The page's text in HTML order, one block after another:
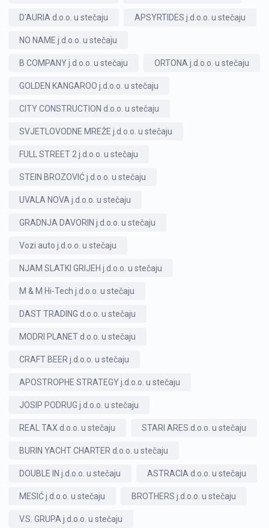
D'AURIA d.o.o. u stečaju APSYRTIDES j.d.o.o. u stečaju
NO NAME j.d.o.o. u stečaju
B COMPANY j.d.o.o. u stečaju ORTONA j.d.o.o. u stečaju
GOLDEN KANGAROO j.d.o.o. u stečaju
CITY CONSTRUCTION d.o.o. u stečaju
SVJETLOVODNE MREŽE j.d.o.o. u stečaju
FULL STREET 2 j.d.o.o. u stečaju
STEIN BROZOVIĆ j.d.o.o. u stečaju
UVALA NOVA j.d.o.o. u stečaju
GRADNJA DAVORIN j.d.o.o. u stečaju
Vozi auto j.d.o.o. u stečaju
NJAM SLATKI GRIJEH j.d.o.o. u stečaju
M & M Hi-Tech j.d.o.o. u stečaju
DAST TRADING d.o.o. u stečaju
MODRI PLANET d.o.o. u stečaju
CRAFT BEER j.d.o.o. u stečaju
APOSTROPHE STRATEGY j.d.o.o. u stečaju
JOSIP PODRUG j.d.o.o. u stečaju
REAL TAX d.o.o. u stečaju STARI ARES.d.o.o. u stečaju
BURIN YACHT CHARTER d.o.o. u stečaju
DOUBLE IN j.d.o.o. u stečaju ASTRACIA d.o.o. u stečaju
MESIĆ j.d.o.o. u stečaju BROTHERS j.d.o.o. u stečaju
V.S. GRUPA j.d.o.o. u stečaju